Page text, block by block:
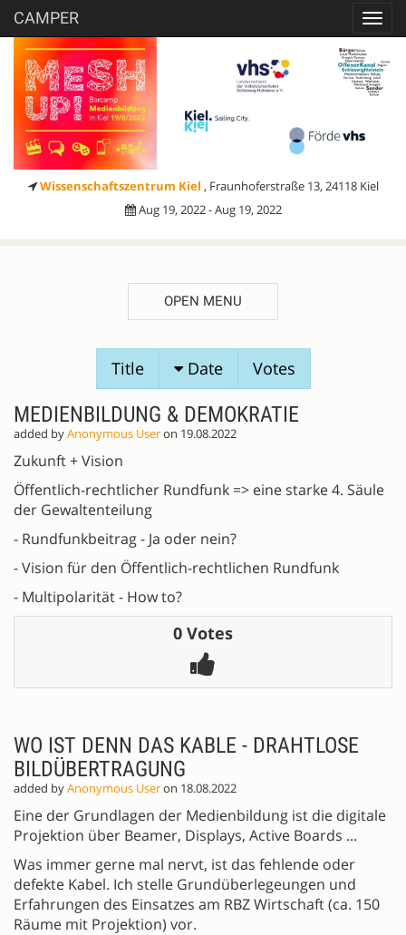
CAMPER
Wissenschaftszentrum Kiel , Fraunhoferstraße 13, 24118 Kiel
Aug 19, 2022 - Aug 19, 2022
OPEN MENU
Title Date Votes
MEDIENBILDUNG & DEMOKRATIE
added byAnonymous Useron 19.08.2022
Zukunft + Vision
Öffentlich-rechtlicher Rundfunk => eine starke 4. Säule
der Gewaltenteilung
- Rundfunkbeitrag - Ja oder nein?
- Vision für den Öffentlich-rechtlichen Rundfunk
- Multipolarität - How to?
0 Votes
WO IST DENN DAS KABLE - DRAHTLOSE
BILDÜBERTRAGUNG
added byAnonymous Useron 18.08.2022
Eine der Grundlagen der Medienbildung ist die digitale
Projektion über Beamer, Displays, Active Boards ...
Was immer gerne mal nervt, ist das fehlende oder
defekte Kabel. Ich stelle Grundüberlegeungen und
Erfahrungen des Einsatzes am RBZ Wirtschaft (ca. 150
Räume mit Projektion) vor.